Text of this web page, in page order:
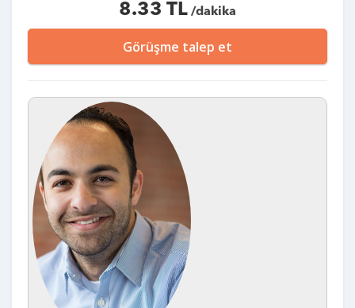
8.33 TL /dakika
Görüşme talep et